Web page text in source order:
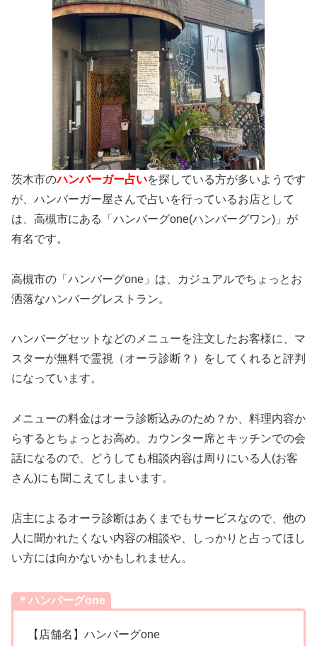
茨木市のハンバーガー占いを探している方が多いようです
が、ハンバーガー屋さんで占いを行っているお店として
は、高槻市にある「ハンバーグone(ハンバーグワン)」が
有名です。
高槻市の「ハンバーグone」は、カジュアルでちょっとお
洒落なハンバーグレストラン。
ハンバーグセットなどのメニューを注文したお客様に、マ
スターが無料で霊視（オーラ診断？）をしてくれると評判
になっています。
メニューの料金はオーラ診断込みのため？か、料理内容か
らするとちょっとお高め。カウンター席とキッチンでの会
話になるので、どうしても相談内容は周りにいる人(お客
さん)にも聞こえてしまいます。
店主によるオーラ診断はあくまでもサービスなので、他の
人に聞かれたくない内容の相談や、しっかりと占ってほし
い方には向かないかもしれません。
＊ハンバーグone
【店舗名】ハンバーグone